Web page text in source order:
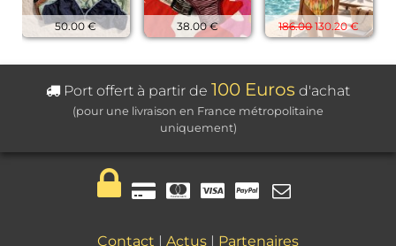
50.00 € 38.00 € 186.00130.20 €
Port offert à partir de 100 Euros d'achat
(pour une livraison en France métropolitaine
uniquement)
Contact Actus Partenaires